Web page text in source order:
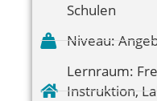
Schulen
Niveau:
Lernraum:
Instruktion,